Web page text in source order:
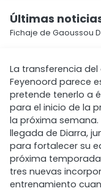
Últimas
Fichaje de Gaoussou
La transferencia
Feyenoord parece
pretende tenerlo a
para el inicio de la
la próxima
llegada de Diarra,
para fortalecer su
próxima
tres nuevas
entrenamiento